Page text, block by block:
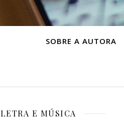
SOBRE A AUTORA
LETRA E MÚSICA